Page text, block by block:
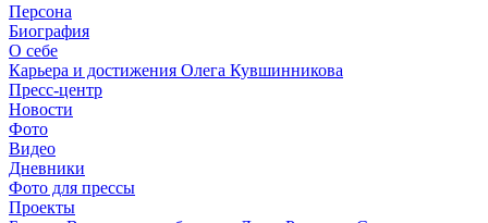
Персона
Биография
О себе
Карьера и достижения Олега Кувшинникова
Пресс-центр
Новости
Фото
Видео
Дневники
Фото для прессы
Проекты